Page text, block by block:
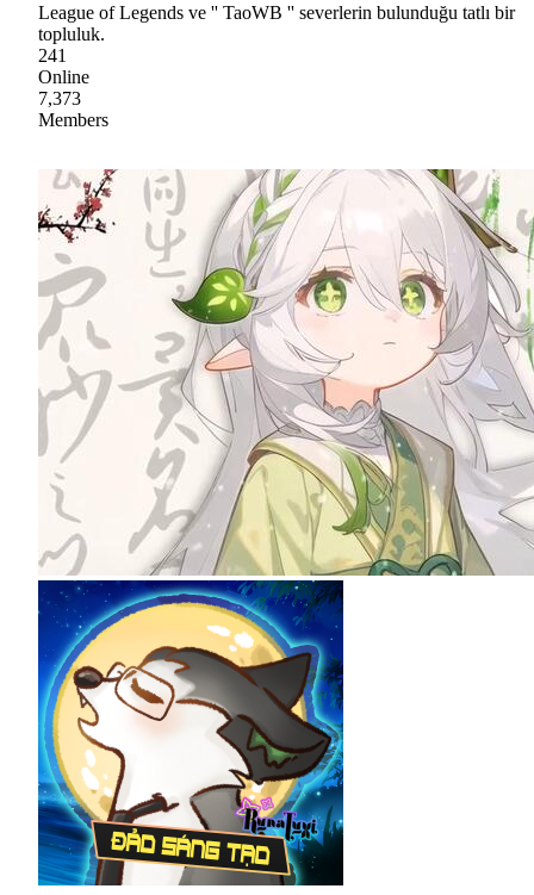
League of Legends ve '' TaoWB '' severlerin bulunduğu tatlı bir
topluluk.
241
Online
7,373
Members